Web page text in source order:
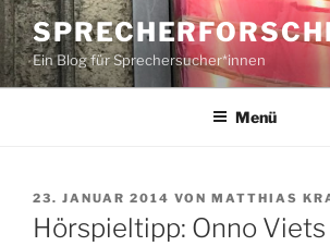
Zum
Inhalt
springenEin Blog für Sprechersucher*innen
Menü
VERÖFFENTLICHT
AM
23. JANUAR 2014 VON MATTHIAS
Hörspieltipp: Onno